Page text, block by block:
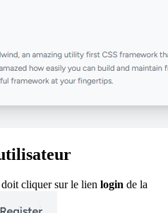
cliquer sur le lien login de la